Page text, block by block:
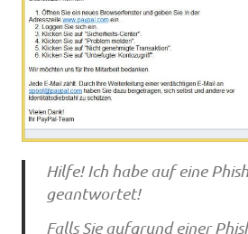
Hilfe! Ich habe auf eine
geantwortet!
Falls Sie aufgrund einer